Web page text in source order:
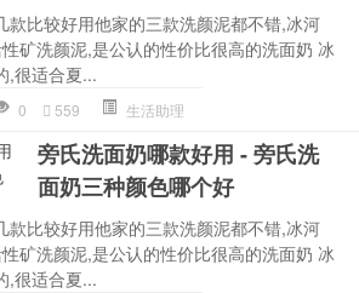
款比较好用他家的三款洗颜泥都不错,冰河
矿洗颜泥,是公认的性价比很高的洗面奶 冰
,很适合夏...
0 559 生活助理
旁氏洗面奶哪款好用 - 旁氏洗
面奶三种颜色哪个好
款比较好用他家的三款洗颜泥都不错,冰河
矿洗颜泥,是公认的性价比很高的洗面奶 冰
,很适合夏...